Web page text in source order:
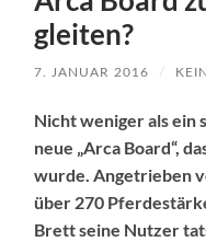
gleiten?
7. JANUAR 2016 /
Nicht weniger als ein
neue „Arca Board“,
wurde. Angetrieben
über 270
Brett seine Nutzer